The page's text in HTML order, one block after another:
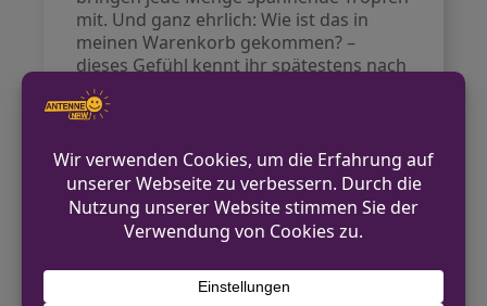
mit. Und ganz ehrlich: Wie ist das in
meinen Warenkorb gekommen? –
dieses Gefühl kennt ihr spätestens nach
dem dritten Probier-Ticket.
besten hin
Opladen liegt super günstig und ist
prima erreichbar – sowohl mit dem Auto
Verkehrsmitteln. Und weil bei einer